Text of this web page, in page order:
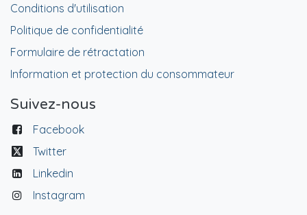
Conditions d'utilisation
Politique de confidentialité
Formulaire de rétractation
Information et protection du consommateur
Suivez-nous
Facebook
Twitter
Linkedin
Instagram